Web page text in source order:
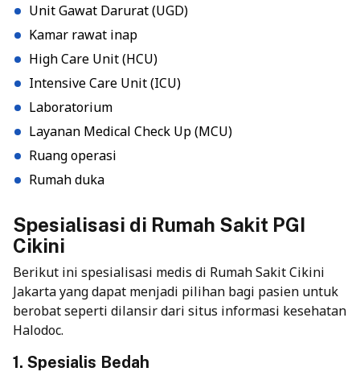
Unit Gawat Darurat (UGD)
Kamar rawat inap
High Care Unit (HCU)
Intensive Care Unit (ICU)
Laboratorium
Layanan Medical Check Up (MCU)
Ruang operasi
Rumah duka
Spesialisasi di Rumah Sakit PGI
Cikini
Berikut ini spesialisasi medis di Rumah Sakit Cikini
Jakarta yang dapat menjadi pilihan bagi pasien untuk
berobat seperti dilansir dari situs informasi kesehatan
Halodoc.
1. Spesialis Bedah